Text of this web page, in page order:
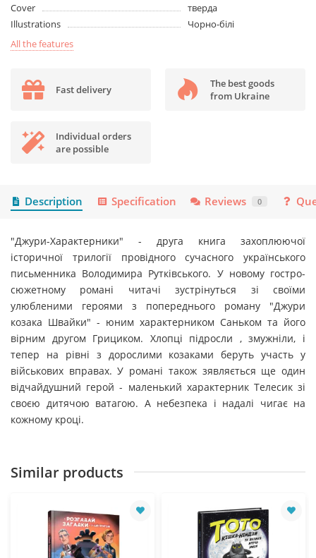
Cover
тверда
Illustrations
Чорно-білі
All the features
Fast delivery
The best goods
from Ukraine
Individual orders
are possible
Description Specification Reviews 0
"Джури-Характерники" - друга книга захоплюючої
історичної трилогії провідного сучасного українського
письменника Володимира Рутківського. У новому гостро-
сюжетному романі читачі зустрінуться зі своїми
улюбленими героями з попереднього роману "Джури
козака Швайки" - юним характерником Саньком та його
вірним другом Грициком. Хлопці підросли , змужніли, і
тепер на рівні з дорослими козаками беруть участь у
військових вправах. У романі також зявляється ще один
відчайдушний герой - маленький характерник Телесик зі
своєю дитячою ватагою. А небезпека і надалі чигає на
кожному кроці.
Similar products